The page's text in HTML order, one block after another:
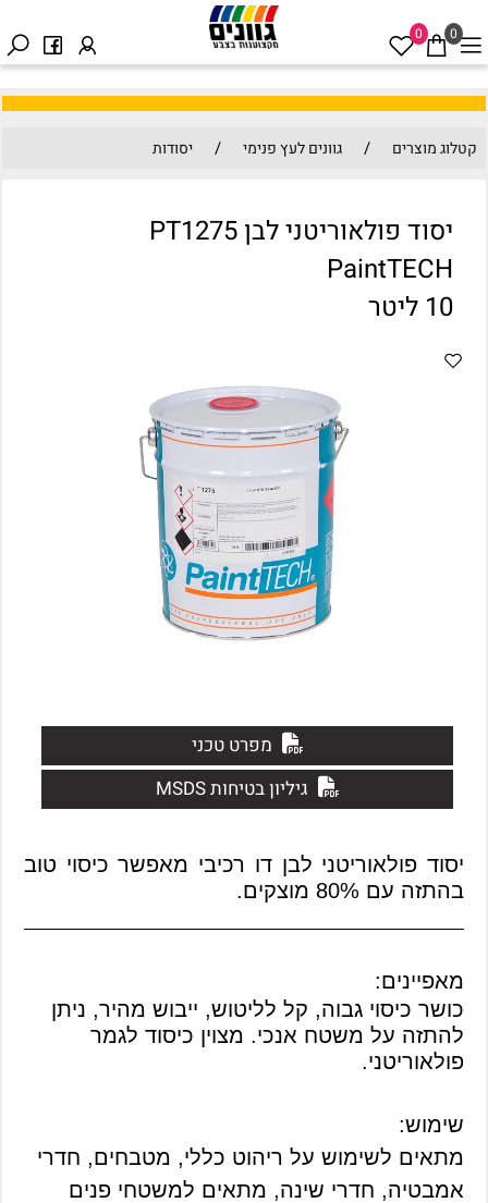
0
0
קטלוג מוצרים / גוונים לעץ פנימי / יסודות
יסוד פולאוריטני לבן PT1275
PaintTECH
10 ליטר
מפרט טכני
גיליון בטיחות MSDS
יסוד פולאוריטני לבן דו רכיבי מאפשר כיסוי טוב
בהתזה עם 80% מוצקים.
מאפיינים:
כושר כיסוי גבוה, קל לליטוש, ייבוש מהיר, ניתן
להתזה על משטח אנכי. מצוין כיסוד לגמר
פולאוריטני.
שימוש:
מתאים לשימוש על ריהוט כללי, מטבחים, חדרי
אמבטיה, חדרי שינה, מתאים למשטחי פנים